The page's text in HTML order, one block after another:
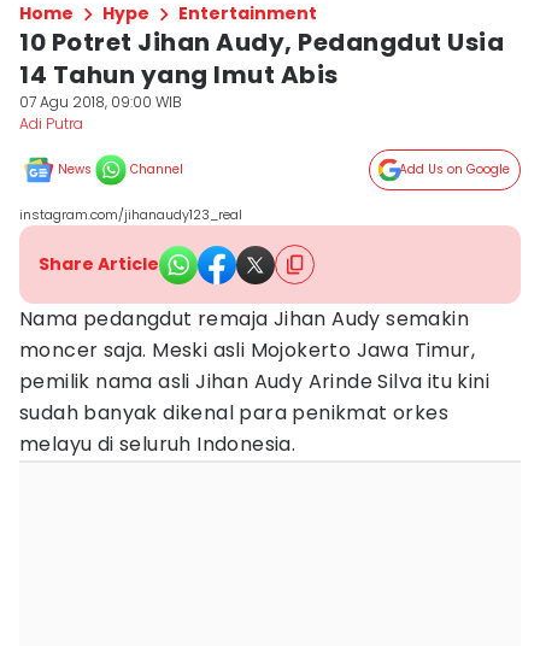
Home Hype Entertainment
10 Potret Jihan Audy, Pedangdut Usia
14 Tahun yang Imut Abis
07 Agu 2018, 09:00 WIB
Adi Putra
News Channel Add Us on Google
instagram.com/jihanaudy123_real
Share Article
Nama pedangdut remaja Jihan Audy semakin
moncer saja. Meski asli Mojokerto Jawa Timur,
pemilik nama asli Jihan Audy Arinde Silva itu kini
sudah banyak dikenal para penikmat orkes
melayu di seluruh Indonesia.